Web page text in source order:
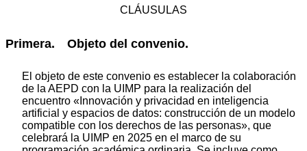
CLÁUSULAS
Primera. Objeto del convenio.
El objeto de este convenio es establecer la colaboración
de la AEPD con la UIMP para la realización del
encuentro «Innovación y privacidad en inteligencia
artificial y espacios de datos: construcción de un modelo
compatible con los derechos de las personas», que
celebrará la UIMP en 2025 en el marco de su